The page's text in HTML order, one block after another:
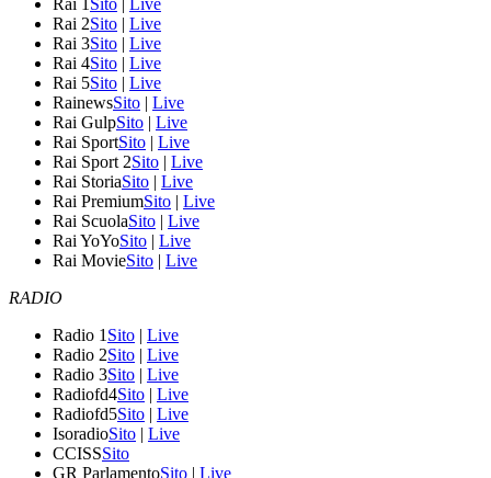
Rai 1 Sito | Live
Rai 2Sito | Live
Rai 3Sito | Live
Rai 4Sito | Live
Rai 5Sito | Live
RainewsSito | Live
Rai GulpSito | Live
Rai SportSito | Live
Rai Sport 2Sito | Live
Rai StoriaSito | Live
Rai PremiumSito | Live
Rai ScuolaSito | Live
Rai YoYoSito | Live
Rai MovieSito | Live
RADIO
Radio 1 Sito | Live
Radio 2Sito | Live
Radio 3Sito | Live
Radiofd4Sito | Live
Radiofd5Sito | Live
IsoradioSito | Live
CCISSSito
GR ParlamentoSito | Live